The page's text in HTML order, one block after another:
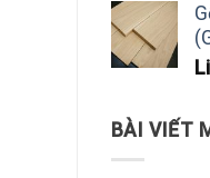
BÀI VIẾT